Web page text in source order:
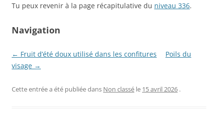
Tu peux revenir à la page récapitulative du niveau 336.
Navigation
← Fruit d’été doux utilisé dans les confitures
Poils du
visage →
Cette entrée a été publiée dans Non classé le 15 avril 2026 .